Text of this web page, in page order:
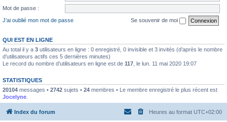
Mot de passe :
J’ai oublié mon mot de passe
Se souvenir de moi
QUI EST EN LIGNE
Au total il y a 3 utilisateurs en ligne : 0 enregistré, 0 invisible et 3 invités (d’après le nombre
d’utilisateurs actifs ces 5 dernières minutes)
Le record du nombre d’utilisateurs en ligne est de 117 , le lun. 11 mai 2020 19:07
STATISTIQUES
20104 messages • 2742 sujets • 24 membres • Le membre enregistré le plus récent est
Jocelyne
Index du forum Heures au format UTC+02:00